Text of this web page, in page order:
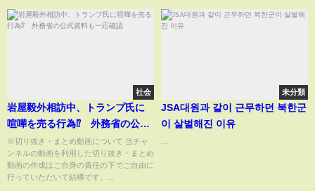
社会
岩屋毅外相訪中、トランプ氏に
喧嘩を売る行為⁉ 外務省の公式
資料も一応確認
※切り抜き・まとめ動画について 当チャ
ンネルの動画を利用した切り抜き・まとめ
動画の作成はご自身の責任の下でご自由に
行っていただいて結構です。...
未分類
JSA대원과 같이 근무하던 북한군
이 살벌해진 이유